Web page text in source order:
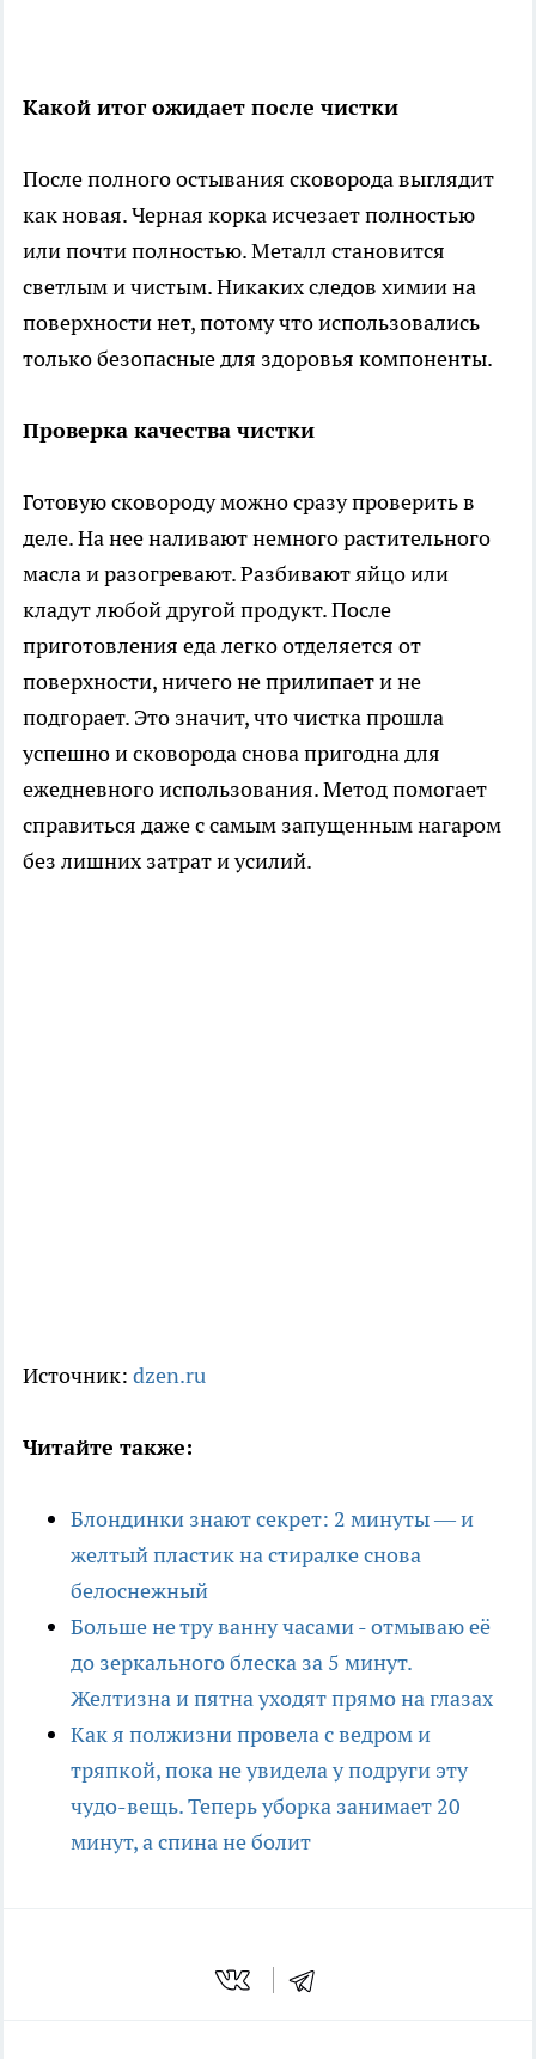
Какой итог ожидает после чистки
После полного остывания сковорода выглядит
как новая. Черная корка исчезает полностью
или почти полностью. Металл становится
светлым и чистым. Никаких следов химии на
поверхности нет, потому что использовались
только безопасные для здоровья компоненты.
Проверка качества чистки
Готовую сковороду можно сразу проверить в
деле. На нее наливают немного растительного
масла и разогревают. Разбивают яйцо или
кладут любой другой продукт. После
приготовления еда легко отделяется от
поверхности, ничего не прилипает и не
подгорает. Это значит, что чистка прошла
успешно и сковорода снова пригодна для
ежедневного использования. Метод помогает
справиться даже с самым запущенным нагаром
без лишних затрат и усилий.
Источник: dzen.ru
Читайте также:
Блондинки знают секрет: 2 минуты — и
желтый пластик на стиралке снова
белоснежный
Больше не тру ванну часами - отмываю её
до зеркального блеска за 5 минут.
Желтизна и пятна уходят прямо на глазах
Как я полжизни провела с ведром и
тряпкой, пока не увидела у подруги эту
чудо-вещь. Теперь уборка занимает 20
минут, а спина не болит